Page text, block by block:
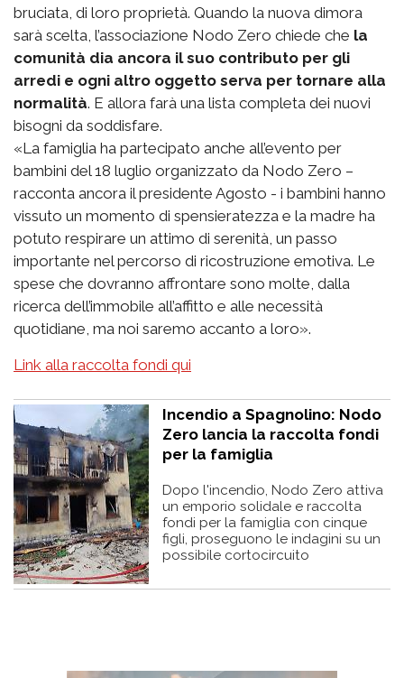
bruciata, di loro proprietà. Quando la nuova dimora
sarà scelta, l’associazione Nodo Zero chiede che la
comunità dia ancora il suo contributo per gli
arredi e ogni altro oggetto serva per tornare alla
normalità. E allora farà una lista completa dei nuovi
bisogni da soddisfare.
«La famiglia ha partecipato anche all’evento per
bambini del 18 luglio organizzato da Nodo Zero –
racconta ancora il presidente Agosto - i bambini hanno
vissuto un momento di spensieratezza e la madre ha
potuto respirare un attimo di serenità, un passo
importante nel percorso di ricostruzione emotiva. Le
spese che dovranno affrontare sono molte, dalla
ricerca dell’immobile all’affitto e alle necessità
quotidiane, ma noi saremo accanto a loro».
Link alla raccolta fondi qui
Incendio a Spagnolino: Nodo
Zero lancia la raccolta fondi
per la famiglia
Dopo l'incendio, Nodo Zero attiva
un emporio solidale e raccolta
fondi per la famiglia con cinque
figli, proseguono le indagini su un
possibile cortocircuito